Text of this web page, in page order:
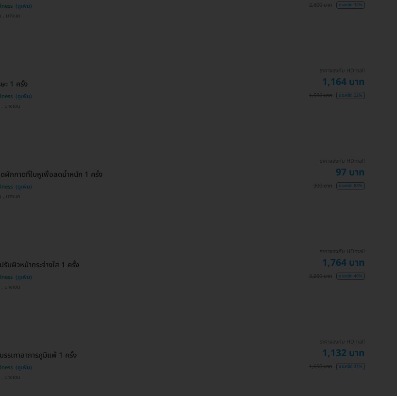
บางเขน , บางแค
2,800 บาท ประหยัด 32%
ะ 1 ครั้ง
บางแค , บางเขน
ราคาจองกับ HDmall
1,164 บาท
1,500 บาท ประหยัด 22%
ผักกาดที่ใบหูเพื่อลดน้ำหนัก 1 ครั้ง
บางเขน , บางแค
ราคาจองกับ HDmall
97 บาท
300 บาท ประหยัด 68%
รับผิวหน้ากระจ่างใส 1 ครั้ง
บางแค , บางเขน
ราคาจองกับ HDmall
1,764 บาท
3,250 บาท ประหยัด 46%
รรเทาอาการภูมิแพ้ 1 ครั้ง
บางแค , บางเขน
ราคาจองกับ HDmall
1,132 บาท
1,650 บาท ประหยัด 31%